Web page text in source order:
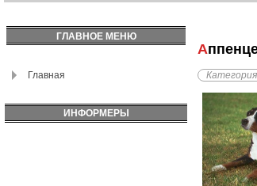
ГЛАВНОЕ МЕНЮ
Главная
ИНФОРМЕРЫ
Категория